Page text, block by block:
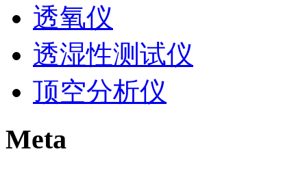
透氧仪
透湿性测试仪
顶空分析仪
Meta